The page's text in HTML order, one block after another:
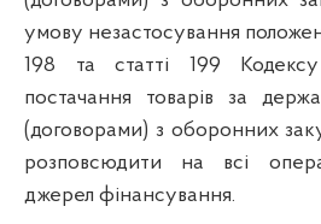
умову незастосування
198 та статті 199
постачання товарів за
(договорами) з оборонних
розповсюдити на всі
джерел фінансування.